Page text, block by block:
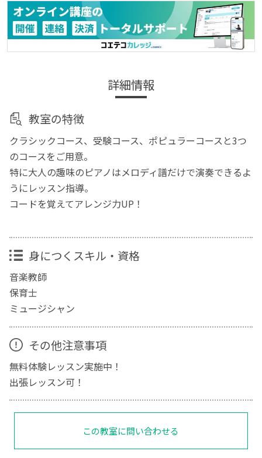
詳細情報
教室の特徴
クラシックコース、受験コース、ポピュラーコースと3つ
のコースをご用意。
特に大人の趣味のピアノはメロディ譜だけで演奏できるよ
うにレッスン指導。
コードを覚えてアレンジ力UP！
身につくスキル・資格
音楽教師
保育士
ミュージシャン
その他注意事項
無料体験レッスン実施中！
出張レッスン可！
この教室に問い合わせる